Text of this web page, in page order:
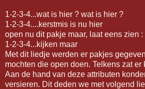
1-2-3-4...wat is hier ? wat is hier ?
1-2-3-4....kerstmis is nu hier
open nu dit pakje maar, laat eens zien
1-2-3-4...kijken maar
Met dit liedje werden er pakjes
mochten die open doen. Telkens zat er
Aan de hand van deze attributen
versieren. Dit deden we met volgend